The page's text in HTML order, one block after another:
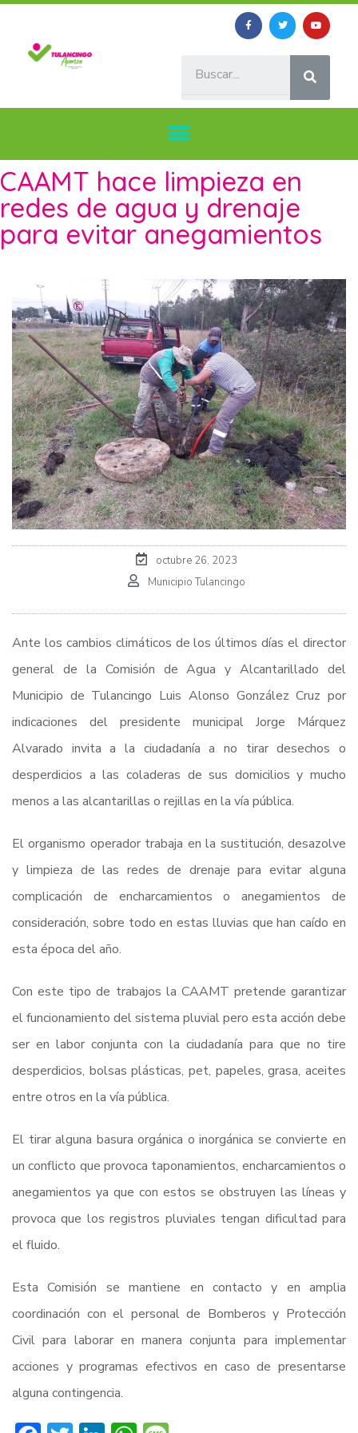
CAAMT hace limpieza en
redes de agua y drenaje
para evitar anegamientos
octubre 26, 2023
Municipio Tulancingo
Ante los cambios climáticos de los últimos días el director
general de la Comisión de Agua y Alcantarillado del
Municipio de Tulancingo Luis Alonso González Cruz por
indicaciones del presidente municipal Jorge Márquez
Alvarado invita a la ciudadanía a no tirar desechos o
desperdicios a las coladeras de sus domicilios y mucho
menos a las alcantarillas o rejillas en la vía pública.
El organismo operador trabaja en la sustitución, desazolve
y limpieza de las redes de drenaje para evitar alguna
complicación de encharcamientos o anegamientos de
consideración, sobre todo en estas lluvias que han caído en
esta época del año.
Con este tipo de trabajos la CAAMT pretende garantizar
el funcionamiento del sistema pluvial pero esta acción debe
ser en labor conjunta con la ciudadanía para que no tire
desperdicios, bolsas plásticas, pet, papeles, grasa, aceites
entre otros en la vía pública.
El tirar alguna basura orgánica o inorgánica se convierte en
un conflicto que provoca taponamientos, encharcamientos o
anegamientos ya que con estos se obstruyen las líneas y
provoca que los registros pluviales tengan dificultad para
el fluido.
Esta Comisión se mantiene en contacto y en amplia
coordinación con el personal de Bomberos y Protección
Civil para laborar en manera conjunta para implementar
acciones y programas efectivos en caso de presentarse
alguna contingencia.